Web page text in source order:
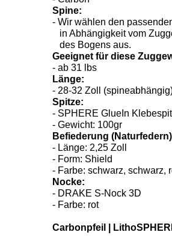
Spine:
- Wir wählen den
in Abhängigkeit vom
des Bogens aus.
Geeignet für diese
- ab 31 lbs
Länge:
- 28-32 Zoll
Spitze:
- SPHERE GlueIn
- Gewicht: 100gr
Befiederung
- Länge: 2,25 Zoll
- Form: Shield
- Farbe: schwarz, schwarz,
Nocke:
- DRAKE S-Nock 3D
- Farbe: rot
Carbonpfeil |